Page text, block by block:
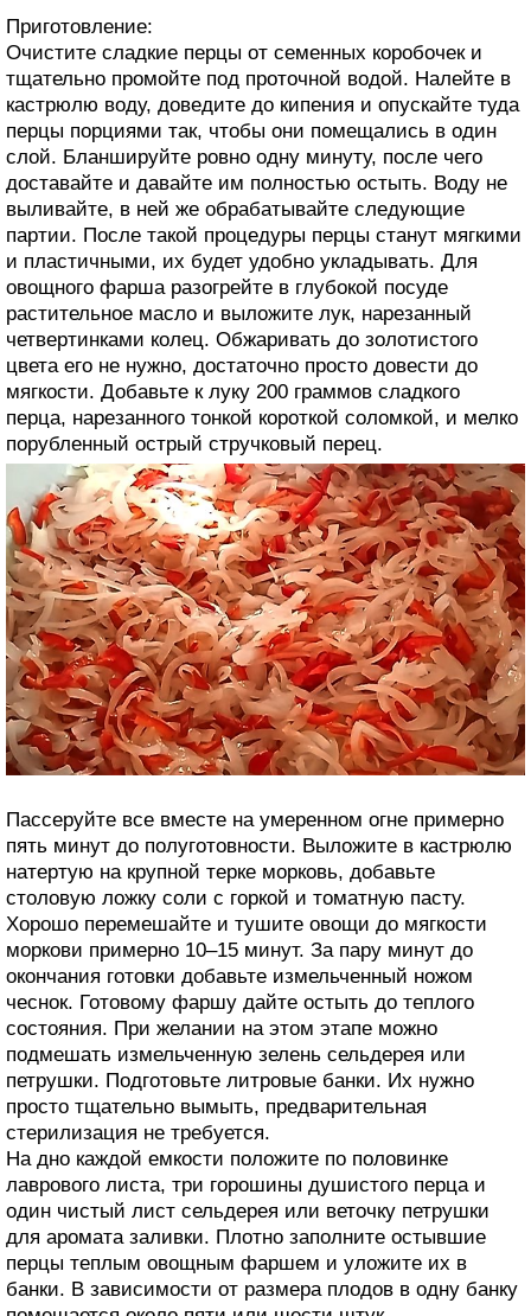
Приготовление:
Очистите сладкие перцы от семенных коробочек и
тщательно промойте под проточной водой. Налейте в
кастрюлю воду, доведите до кипения и опускайте туда
перцы порциями так, чтобы они помещались в один
слой. Бланшируйте ровно одну минуту, после чего
доставайте и давайте им полностью остыть. Воду не
выливайте, в ней же обрабатывайте следующие
партии. После такой процедуры перцы станут мягкими
и пластичными, их будет удобно укладывать. Для
овощного фарша разогрейте в глубокой посуде
растительное масло и выложите лук, нарезанный
четвертинками колец. Обжаривать до золотистого
цвета его не нужно, достаточно просто довести до
мягкости. Добавьте к луку 200 граммов сладкого
перца, нарезанного тонкой короткой соломкой, и мелко
порубленный острый стручковый перец.
Пассеруйте все вместе на умеренном огне примерно
пять минут до полуготовности. Выложите в кастрюлю
натертую на крупной терке морковь, добавьте
столовую ложку соли с горкой и томатную пасту.
Хорошо перемешайте и тушите овощи до мягкости
моркови примерно 10–15 минут. За пару минут до
окончания готовки добавьте измельченный ножом
чеснок. Готовому фаршу дайте остыть до теплого
состояния. При желании на этом этапе можно
подмешать измельченную зелень сельдерея или
петрушки. Подготовьте литровые банки. Их нужно
просто тщательно вымыть, предварительная
стерилизация не требуется.
На дно каждой емкости положите по половинке
лаврового листа, три горошины душистого перца и
один чистый лист сельдерея или веточку петрушки
для аромата заливки. Плотно заполните остывшие
перцы теплым овощным фаршем и уложите их в
банки. В зависимости от размера плодов в одну банку